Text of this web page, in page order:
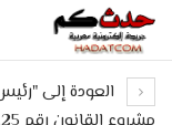
العودة إلى